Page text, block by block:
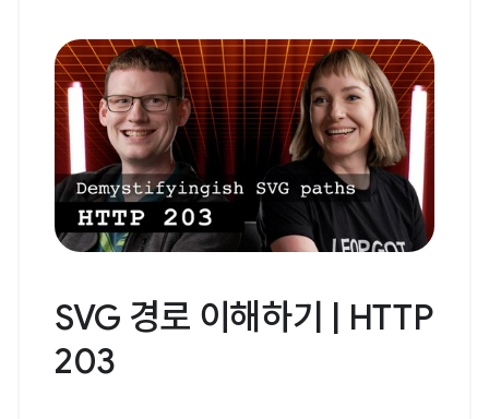
SVG 경로 이해하기 | HTTP
203